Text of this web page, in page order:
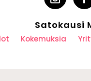
Satokausi
Kokemuksia